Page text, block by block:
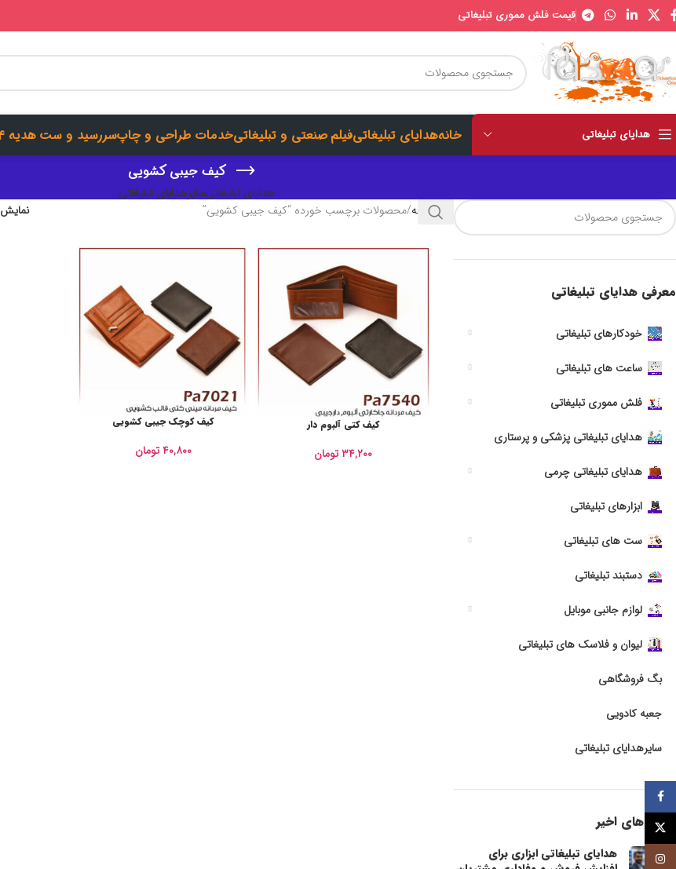
قیمت فلش مموری تبلیغاتی
هدایای تبلیغاتی خانههدایای تبلیغاتیفیلم صنعتی و تبلیغاتیخدمات طراحی و چاپسررسید و ست هدیه 1404
کیف جیبی کشویی
هدایای تبلیغاتیسایرهدایای تبلیغاتی
معرفی هدایای تبلیغاتی
خودکارهای تبلیغاتی
ساعت های تبلیغاتی
فلش مموری تبلیغاتی
هدایای تبلیغاتی پزشکی و پرستاری
هدایای تبلیغاتی چرمی
ابزارهای تبلیغاتی
ست های تبلیغاتی
دستبند تبلیغاتی
لوازم جانبی موبایل
لیوان و فلاسک های تبلیغاتی
بگ فروشگاهی
جعبه کادویی
سایرهدایای تبلیغاتی
پست های اخیر
هدایای تبلیغاتی ابزاری برای
خانه محصولات برچسب خورده “کیف جیبی کشویی” نمایش
کیف کتی آلبوم دار
۳۴,۲۰۰تومان
کیف کوچک جیبی کشویی
۴۰,۸۰۰تومان
توئیتر (X)
اینستاگرام